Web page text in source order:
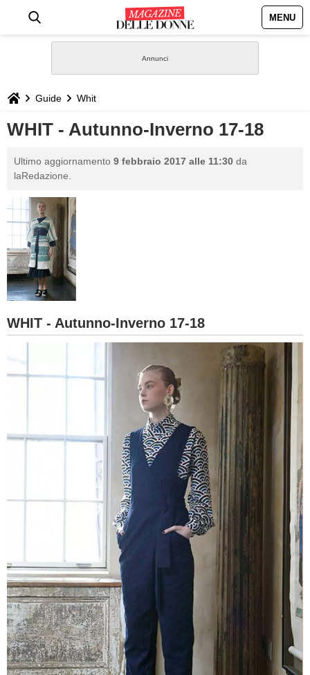
MENU
STILE
BIOGRAFIE
GASTRONOMIA
CAPELLI
SESSO
BAMBINO
FORUM
Guide Whit
WHIT - Autunno-Inverno 17-18
Ultimo aggiornamento 9 febbraio 2017 alle 11:30 da
laRedazione.
WHIT - Autunno-Inverno 17-18